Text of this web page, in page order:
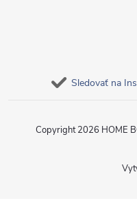
Sledovať na
Copyright 2026 HOME